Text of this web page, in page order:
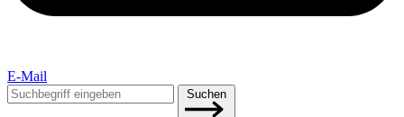
E-Mail
Suchen
nach:
Suchen